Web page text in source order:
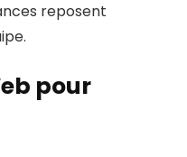
reposent
pour